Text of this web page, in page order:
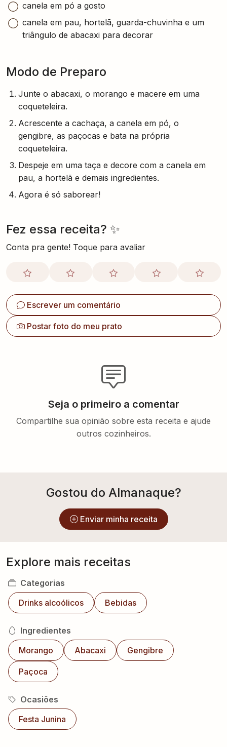
canela em pó a gosto
canela em pau, hortelã, guarda-chuvinha e um
triângulo de abacaxi para decorar
Modo de Preparo
Junte o abacaxi, o morango e macere em uma
coqueteleira.
Acrescente a cachaça, a canela em pó, o
gengibre, as paçocas e bata na própria
coqueteleira.
Despeje em uma taça e decore com a canela em
pau, a hortelã e demais ingredientes.
Agora é só saborear!
Fez essa receita? ✨
Conta pra gente! Toque para avaliar
Escrever um comentário
Postar foto do meu prato
Seja o primeiro a comentar
Compartilhe sua opinião sobre esta receita e ajude
outros cozinheiros.
Gostou do Almanaque?
Enviar minha receita
Explore mais receitas
Categorias
Drinks alcoólicos
Bebidas
Ingredientes
Morango
Abacaxi Gengibre
Paçoca
Ocasiões
Festa Junina